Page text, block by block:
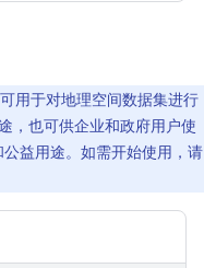
用于对地理空间数据集进行
，也可供企业和政府用户使
益用途。如需开始使用，请